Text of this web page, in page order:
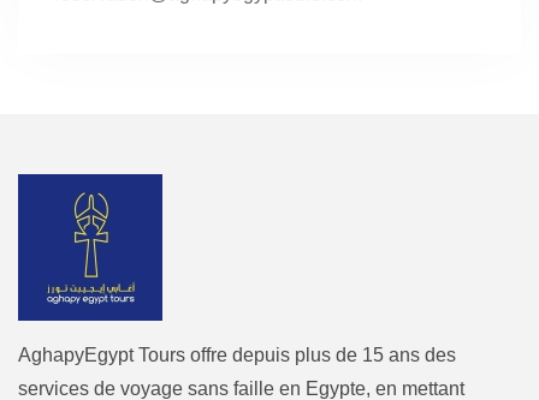
AghapyEgypt Tours offre depuis plus de 15 ans des
services de voyage sans faille en Egypte, en mettant